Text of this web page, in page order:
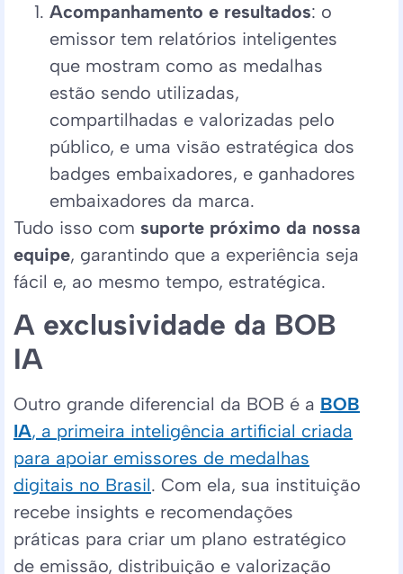
Acompanhamento e resultados: o
emissor tem relatórios inteligentes
que mostram como as medalhas
estão sendo utilizadas,
compartilhadas e valorizadas pelo
público, e uma visão estratégica dos
badges embaixadores, e ganhadores
embaixadores da marca.
Tudo isso com suporte próximo da nossa
equipe, garantindo que a experiência seja
fácil e, ao mesmo tempo, estratégica.
A exclusividade da BOB
IA
Outro grande diferencial da BOB é a BOB
IA, a primeira inteligência artificial criada
para apoiar emissores de medalhas
digitais no Brasil. Com ela, sua instituição
recebe insights e recomendações
práticas para criar um plano estratégico
de emissão, distribuição e valorização